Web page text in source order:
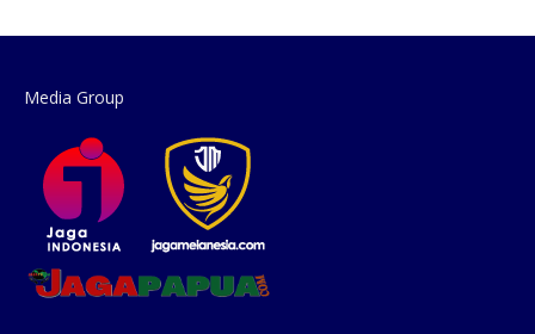
Media Group